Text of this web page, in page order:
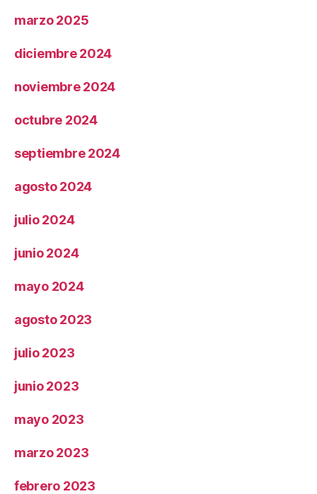
marzo 2025
diciembre 2024
noviembre 2024
octubre 2024
septiembre 2024
agosto 2024
julio 2024
junio 2024
mayo 2024
agosto 2023
julio 2023
junio 2023
mayo 2023
marzo 2023
febrero 2023